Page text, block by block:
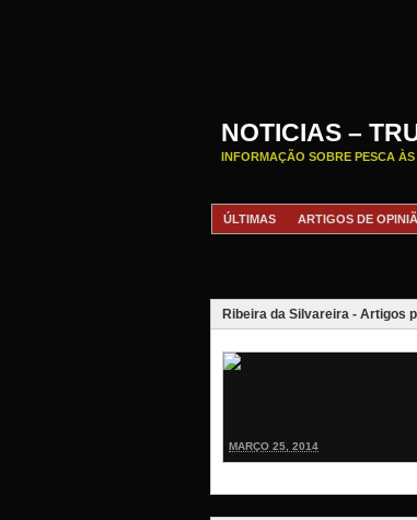
NOTICIAS –
INFORMAÇÃO SOBRE PESCA ÀS
ÚLTIMAS
ARTIGOS DE
Ribeira da Silvareira - Artigos
MARÇO 25, 2014